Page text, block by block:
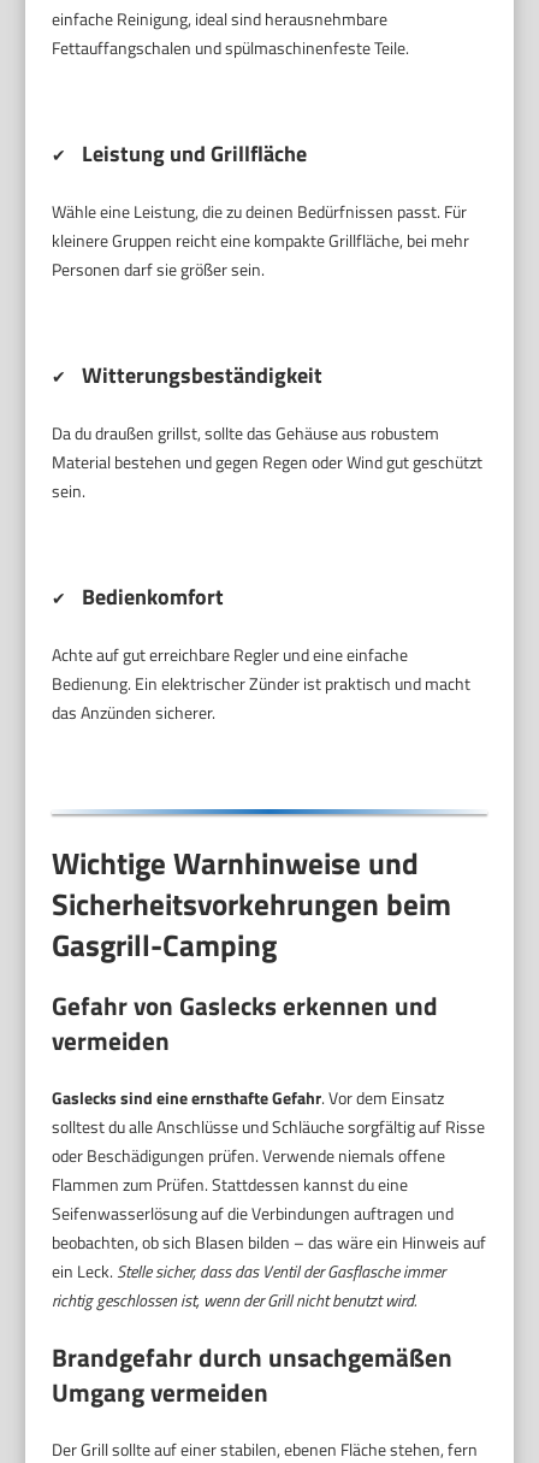
einfache Reinigung, ideal sind herausnehmbare
Fettauffangschalen und spülmaschinenfeste Teile.
✔ Leistung und Grillfläche
Wähle eine Leistung, die zu deinen Bedürfnissen passt. Für
kleinere Gruppen reicht eine kompakte Grillfläche, bei mehr
Personen darf sie größer sein.
✔ Witterungsbeständigkeit
Da du draußen grillst, sollte das Gehäuse aus robustem
Material bestehen und gegen Regen oder Wind gut geschützt
sein.
✔ Bedienkomfort
Achte auf gut erreichbare Regler und eine einfache
Bedienung. Ein elektrischer Zünder ist praktisch und macht
das Anzünden sicherer.
Wichtige Warnhinweise und
Sicherheitsvorkehrungen beim
Gasgrill-Camping
Gefahr von Gaslecks erkennen und
vermeiden
Gaslecks sind eine ernsthafte Gefahr. Vor dem Einsatz
solltest du alle Anschlüsse und Schläuche sorgfältig auf Risse
oder Beschädigungen prüfen. Verwende niemals offene
Flammen zum Prüfen. Stattdessen kannst du eine
Seifenwasserlösung auf die Verbindungen auftragen und
beobachten, ob sich Blasen bilden – das wäre ein Hinweis auf
ein Leck. Stelle sicher, dass das Ventil der Gasflasche immer
richtig geschlossen ist, wenn der Grill nicht benutzt wird.
Brandgefahr durch unsachgemäßen
Umgang vermeiden
Der Grill sollte auf einer stabilen, ebenen Fläche stehen, fern